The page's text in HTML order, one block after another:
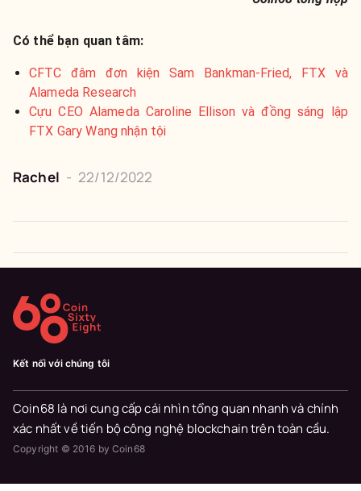
Có thể bạn quan tâm:
CFTC đâm đơn kiện Sam Bankman-Fried, FTX và
Alameda Research
Cựu CEO Alameda Caroline Ellison và đồng sáng lập
FTX Gary Wang nhận tội
Rachel - 22/12/2022
Kết nối với chúng tôi
Coin68 là nơi cung cấp cái nhìn tổng quan nhanh và chính
xác nhất về tiến bộ công nghệ blockchain trên toàn cầu.
Copyright © 2016 by Coin68